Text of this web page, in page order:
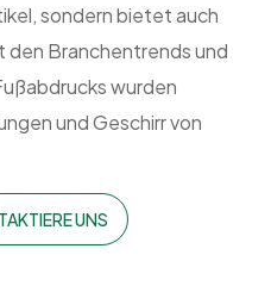
sondern bietet auch
den Branchentrends und
wurden
und Geschirr von
und PLA auf den Markt
Optionen
UNS